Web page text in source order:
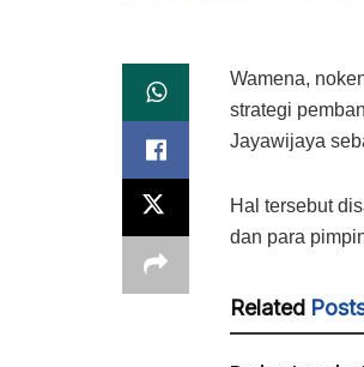
Wamena,
strategi
Jayawijaya
Hal tersebut
dan para
Related